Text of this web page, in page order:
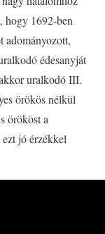
hogy 1692-ben
adományozott,
édesanyját
uralkodó III.
örökös nélkül
örököst a
jó érzékkel